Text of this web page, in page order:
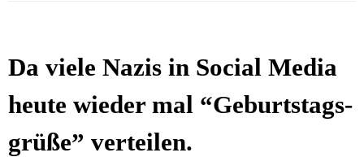
Da vie­le Nazis in Social Media
heu­te wie­der mal “Geburts­tags­
grü­ße” verteilen.